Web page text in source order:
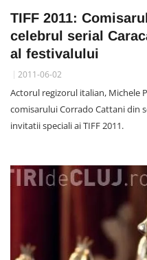
TIFF 2011:
celebrul serial
al festivalului
2011-06-02
Actorul regizorul italian, Michele
comisarului Corrado Cattani din
invitatii speciali ai TIFF 2011.